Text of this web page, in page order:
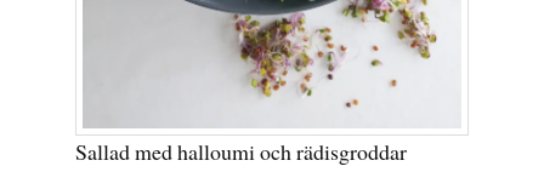
Sallad med halloumi och rädisgroddar